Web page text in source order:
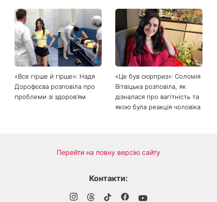
Головний стильний тренд
соцмереж: чому
мініспідниця з паєтками
підкорила Instagram
Не відкладайте до вересня:
що обов'язково потрібно
зробити на ділянці у серпні
2026